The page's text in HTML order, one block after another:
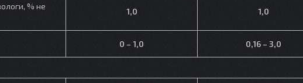
% не
1,0 1,0
0 – 1,0 0,16 – 3,0